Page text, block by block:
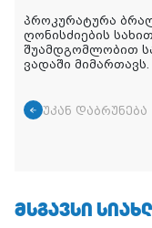
პროკურატურა
ღონისძიების
შუამდგომლობით
ვადაში მიმართავს.
უკან დაბრუნება
ᲛᲡᲒᲐᲕᲡᲘ